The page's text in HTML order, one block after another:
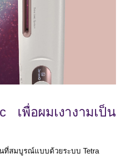
พื่อผมเงางามเป็น
ที่สมบูรณ์แบบด้วยระบบ Tetra